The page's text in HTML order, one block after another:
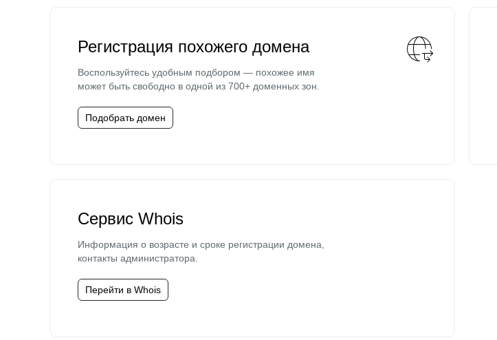
Регистрация похожего домена
Воспользуйтесь удобным подбором — похожее имя
может быть свободно в одной из 700+ доменных зон.
Подобрать домен
Сервис Whois
Информация о возрасте и сроке регистрации домена,
контакты администратора.
Перейти в Whois